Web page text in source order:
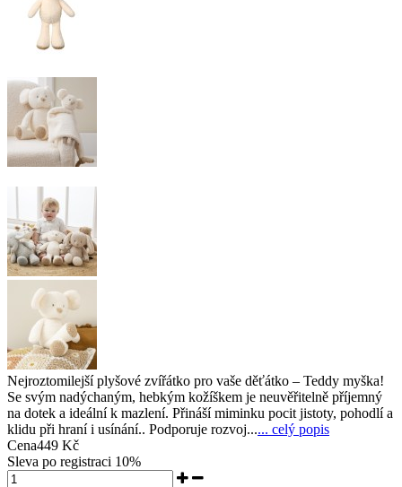
Nejroztomilejší plyšové zvířátko pro vaše děťátko – Teddy myška!
Se svým nadýchaným, hebkým kožíškem je neuvěřitelně příjemný
na dotek a ideální k mazlení. Přináší miminku pocit jistoty, pohodlí a
klidu při hraní i usínání.. Podporuje rozvoj...... celý popis
Cena449 Kč
Sleva po registraci 10%